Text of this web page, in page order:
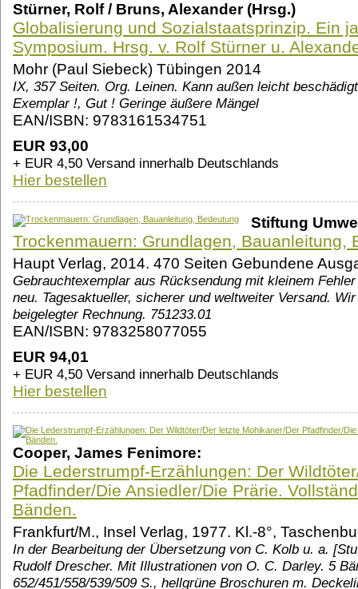
Stürner, Rolf / Bruns, Alexander (Hrsg.)
Globalisierung und Sozialstaatsprinzip. Ein
Symposium. Hrsg. v. Rolf Stürner u.
Mohr (Paul Siebeck) Tübingen 2014
IX, 357 Seiten. Org. Leinen. Kann außen leicht
Exemplar !, Gut ! Geringe äußere Mängel
EAN/ISBN: 9783161534751
EUR 93,00
+ EUR 4,50 Versand innerhalb Deutschlands
Hier bestellen
Stiftung
Trockenmauern: Grundlagen, Bauanleitung,
Haupt Verlag, 2014. 470 Seiten Gebundene
Gebrauchtexemplar aus Rücksendung mit kleinem
neu. Tagesaktueller, sicherer und weltweiter Versand.
beigelegter Rechnung. 751233.01
EAN/ISBN: 9783258077055
EUR 94,01
+ EUR 4,50 Versand innerhalb Deutschlands
Hier bestellen
Cooper, James Fenimore:
Die Lederstrumpf-Erzählungen: Der
Pfadfinder/Die Ansiedler/Die Prärie.
Bänden.
Frankfurt/M., Insel Verlag, 1977. Kl.-8°,
In der Bearbeitung der Übersetzung von C. Kolb u. a.
Rudolf Drescher. Mit Illustrationen von O. C. Darley. 5
652/451/558/539/509 S., hellgrüne Broschuren m.